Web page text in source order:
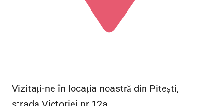
Vizitați-ne în locația noastră din Pitești,